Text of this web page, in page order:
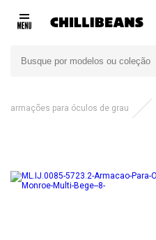
armações para óculos de grau